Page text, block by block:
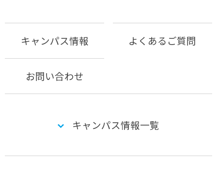
キャンパス情報 よくあるご質問
お問い合わせ
キャンパス情報一覧